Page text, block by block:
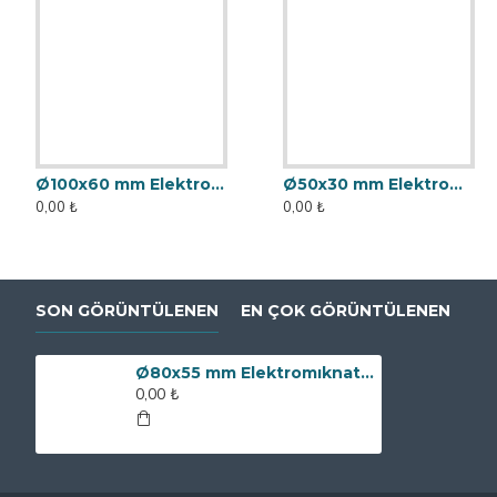
Ø100x60 mm Elektromıknatıs - Yüksek Güçlü, Su Geçirmez
0,00 ₺
Ø50x30 mm Elektromıknatıs - Yüksek Güçlü, Su Geçirmez
0,00 ₺
SON GÖRÜNTÜLENEN EN ÇOK GÖRÜNTÜLENEN
Ø80x55 mm Elektromıknatıs - 250 kg Çekim Gücü
0,00 ₺